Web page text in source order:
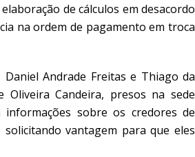
de cálculos em desacordo
na ordem de pagamento em troca
Andrade Freitas e Thiago da
Oliveira Candeira, presos na sede
sobre os credores de
vantagem para que eles